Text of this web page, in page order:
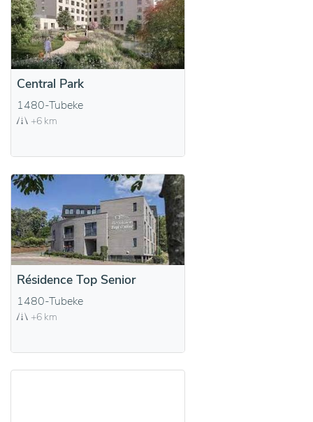
Central Park
1480-Tubeke
+6 km
Résidence Top Senior
1480-Tubeke
+6 km